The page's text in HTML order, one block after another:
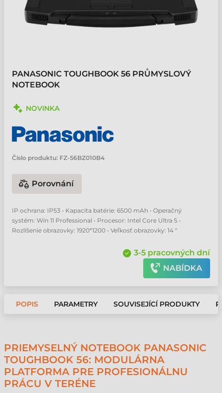
PANASONIC TOUGHBOOK 56 PRŮMYSLOVÝ
NOTEBOOK
NOVINKA
Číslo produktu: FZ-56BZ010B4
Porovnání
IP ochrana: IP53 • Kapacita batérie: 6500 mAh • Operačný
systém: Win 11 Professional • Procesor: Intel Core Ultra 5 •
Rozlíšenie obrazovky: 1920*1200 • Veľkosť obrazovky: 14 "
3-5 pracovných dní
NABÍDKA
POPIS PARAMETRY SOUVISEJÍCÍ PRODUKTY
PRIEMYSELNÝ NOTEBOOK PANASONIC
TOUGHBOOK 56: MODULÁRNA
PLATFORMA PRE PROFESIONÁLNU
PRÁCU V TERÉNE